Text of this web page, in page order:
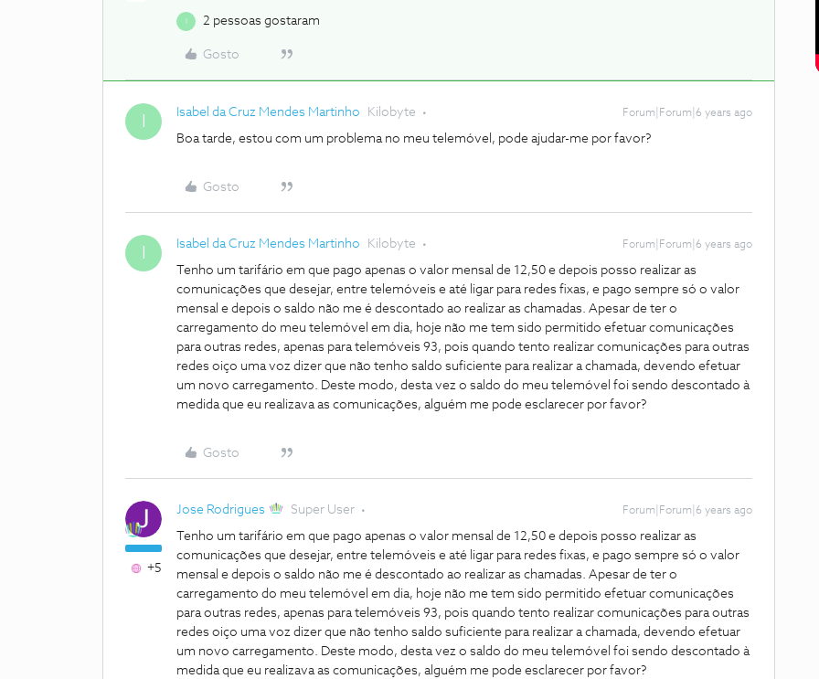
2 pessoas gostaram
Gosto
Isabel da Cruz Mendes Martinho Kilobyte Forum|Forum|6 years ago
Boa tarde, estou com um problema no meu telemóvel, pode ajudar-me por favor?
Gosto
Isabel da Cruz Mendes Martinho Kilobyte Forum|Forum|6 years ago
Tenho um tarifário em que pago apenas o valor mensal de 12,50 e depois posso realizar as
comunicações que desejar, entre telemóveis e até ligar para redes fixas, e pago sempre só o valor
mensal e depois o saldo não me é descontado ao realizar as chamadas. Apesar de ter o
carregamento do meu telemóvel em dia, hoje não me tem sido permitido efetuar comunicações
para outras redes, apenas para telemóveis 93, pois quando tento realizar comunicações para outras
redes oiço uma voz dizer que não tenho saldo suficiente para realizar a chamada, devendo efetuar
um novo carregamento. Deste modo, desta vez o saldo do meu telemóvel foi sendo descontado à
medida que eu realizava as comunicações, alguém me pode esclarecer por favor?
Gosto
+5
Jose Rodrigues Super User Forum|Forum|6 years ago
Tenho um tarifário em que pago apenas o valor mensal de 12,50 e depois posso realizar as
comunicações que desejar, entre telemóveis e até ligar para redes fixas, e pago sempre só o valor
mensal e depois o saldo não me é descontado ao realizar as chamadas. Apesar de ter o
carregamento do meu telemóvel em dia, hoje não me tem sido permitido efetuar comunicações
para outras redes, apenas para telemóveis 93, pois quando tento realizar comunicações para outras
redes oiço uma voz dizer que não tenho saldo suficiente para realizar a chamada, devendo efetuar
um novo carregamento. Deste modo, desta vez o saldo do meu telemóvel foi sendo descontado à
medida que eu realizava as comunicações, alguém me pode esclarecer por favor?